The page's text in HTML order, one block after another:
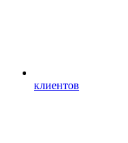
клиентов